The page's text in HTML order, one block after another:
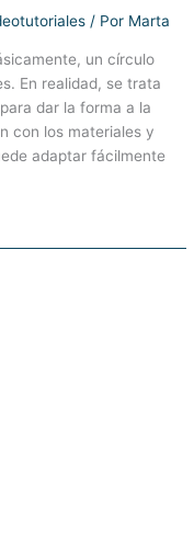
/ Por Marta
un círculo
En realidad, se trata
dar la forma a la
con los materiales y
adaptar fácilmente